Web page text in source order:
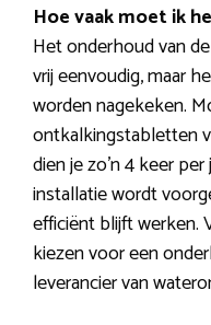
Hoe vaak moet ik
Het onderhoud van
vrij eenvoudig, maar
worden nagekeken.
ontkalkingstabletten
dien je zo’n 4 keer
installatie wordt
efficiënt blijft werken.
kiezen voor een
leverancier van